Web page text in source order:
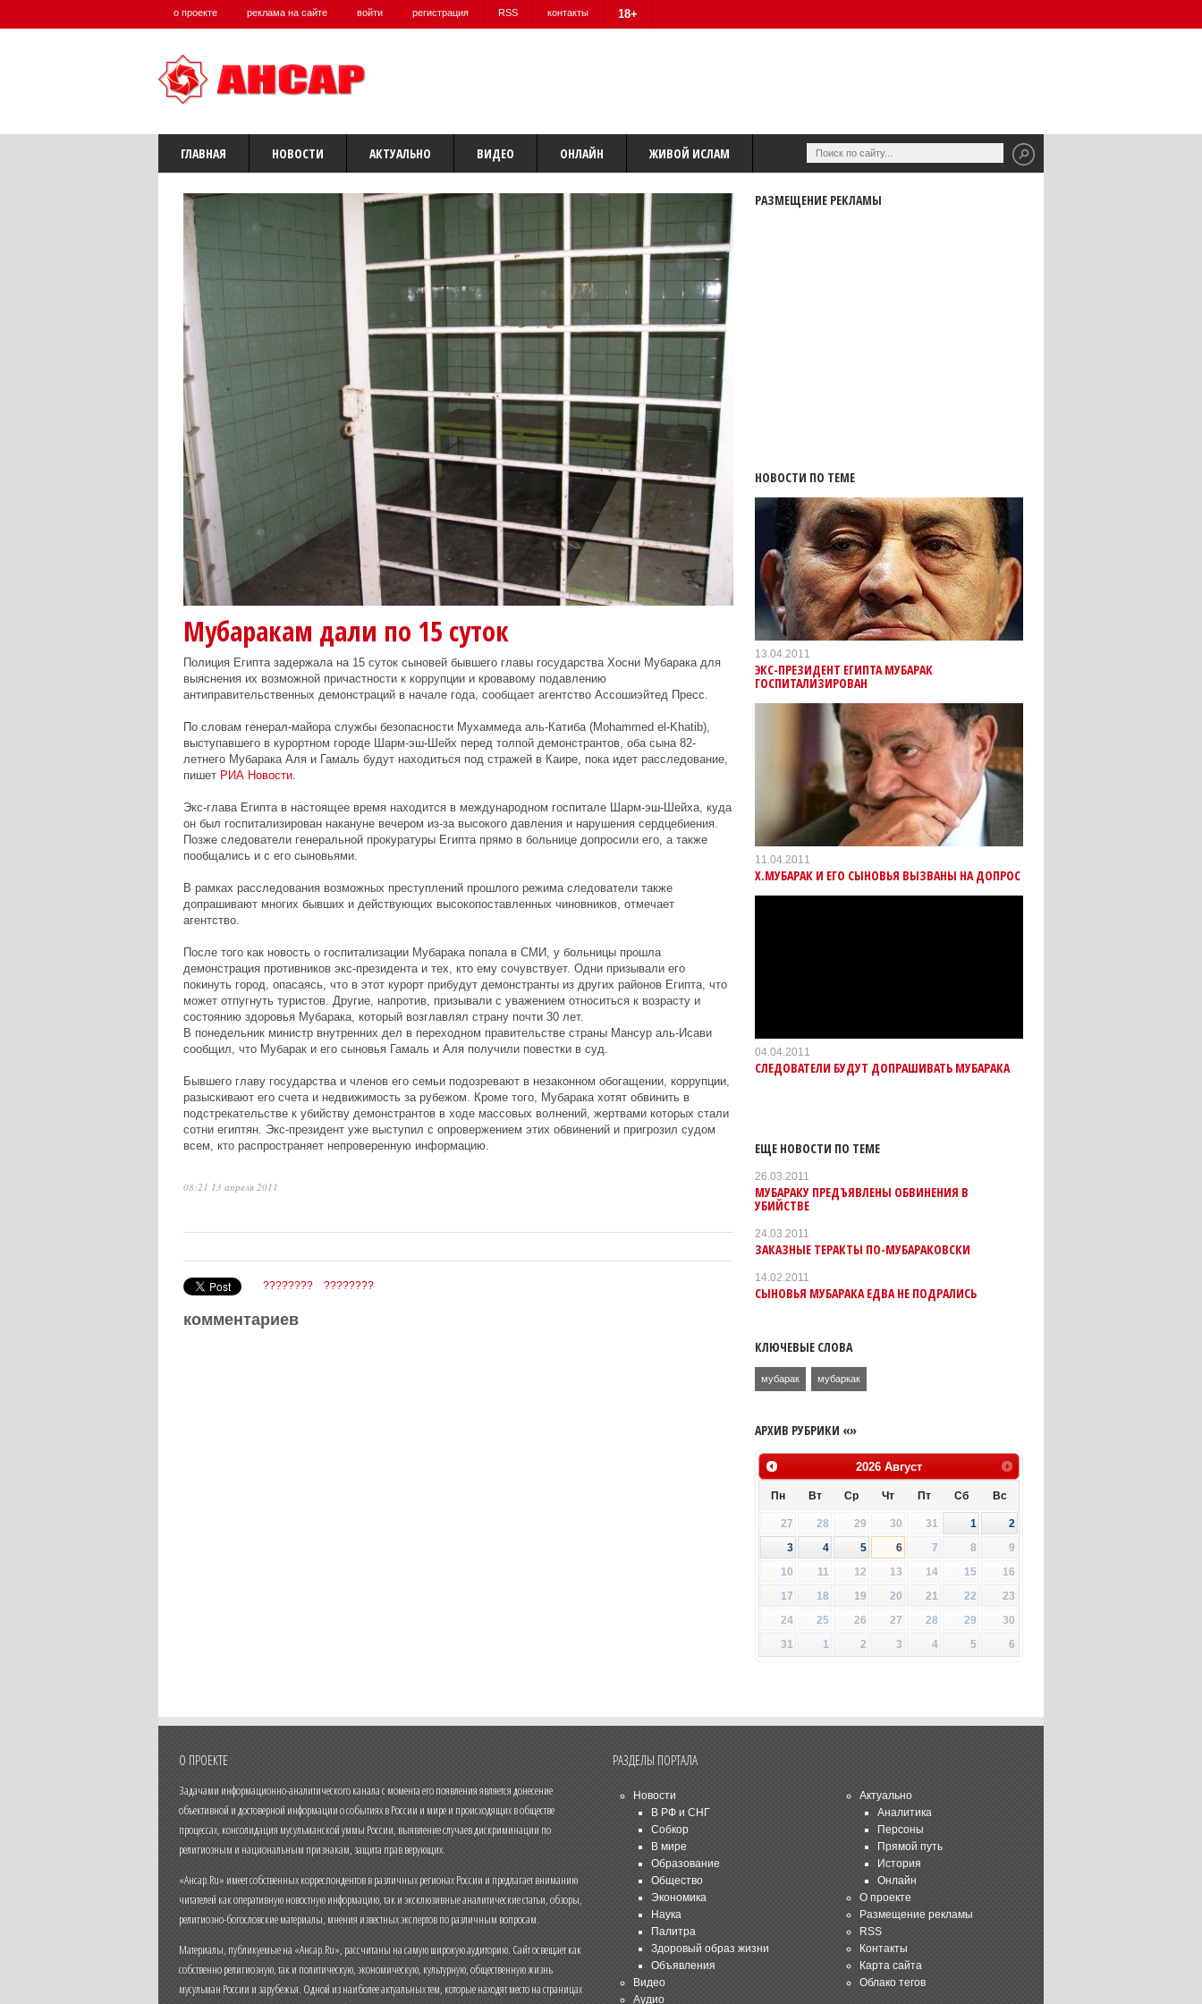
о проекте реклама на сайте войти регистрация RSS контакты 18+
ГЛАВНАЯ НОВОСТИ АКТУАЛЬНО ВИДЕО ОНЛАЙН ЖИВОЙ ИСЛАМ
Мубаракам дали по 15 суток
Полиция Египта задержала на 15 суток сыновей бывшего главы государства Хосни Мубарака для
выяснения их возможной причастности к коррупции и кровавому подавлению
антиправительственных демонстраций в начале года, сообщает агентство Ассошиэйтед Пресс.
По словам генерал-майора службы безопасности Мухаммеда аль-Катиба (Mohammed el-Khatib),
выступавшего в курортном городе Шарм-эш-Шейх перед толпой демонстрантов, оба сына 82-
летнего Мубарака Аля и Гамаль будут находиться под стражей в Каире, пока идет расследование,
пишет РИА Новости.
Экс-глава Египта в настоящее время находится в международном госпитале Шарм-эш-Шейха, куда
он был госпитализирован накануне вечером из-за высокого давления и нарушения сердцебиения.
Позже следователи генеральной прокуратуры Египта прямо в больнице допросили его, а также
пообщались и с его сыновьями.
В рамках расследования возможных преступлений прошлого режима следователи также
допрашивают многих бывших и действующих высокопоставленных чиновников, отмечает
агентство.
После того как новость о госпитализации Мубарака попала в СМИ, у больницы прошла
демонстрация противников экс-президента и тех, кто ему сочувствует. Одни призывали его
покинуть город, опасаясь, что в этот курорт прибудут демонстранты из других районов Египта, что
может отпугнуть туристов. Другие, напротив, призывали с уважением относиться к возрасту и
состоянию здоровья Мубарака, который возглавлял страну почти 30 лет.
В понедельник министр внутренних дел в переходном правительстве страны Мансур аль-Исави
сообщил, что Мубарак и его сыновья Гамаль и Аля получили повестки в суд.
Бывшего главу государства и членов его семьи подозревают в незаконном обогащении, коррупции,
разыскивают его счета и недвижимость за рубежом. Кроме того, Мубарака хотят обвинить в
подстрекательстве к убийству демонстрантов в ходе массовых волнений, жертвами которых стали
сотни египтян. Экс-президент уже выступил с опровержением этих обвинений и пригрозил судом
всем, кто распространяет непроверенную информацию.
08:21 13 апреля 2011
???????? ????????
комментариев
РАЗМЕЩЕНИЕ РЕКЛАМЫ
НОВОСТИ ПО ТЕМЕ
13.04.2011
ЭКС-ПРЕЗИДЕНТ ЕГИПТА МУБАРАК
ГОСПИТАЛИЗИРОВАН
11.04.2011
Х.МУБАРАК И ЕГО СЫНОВЬЯ ВЫЗВАНЫ НА ДОПРОС
04.04.2011
СЛЕДОВАТЕЛИ БУДУТ ДОПРАШИВАТЬ МУБАРАКА
ЕЩЕ НОВОСТИ ПО ТЕМЕ
26.03.2011
МУБАРАКУ ПРЕДЪЯВЛЕНЫ ОБВИНЕНИЯ В
УБИЙСТВЕ
24.03.2011
ЗАКАЗНЫЕ ТЕРАКТЫ ПО-МУБАРАКОВСКИ
14.02.2011
СЫНОВЬЯ МУБАРАКА ЕДВА НЕ ПОДРАЛИСЬ
КЛЮЧЕВЫЕ СЛОВА
мубарак мубаркак
АРХИВ РУБРИКИ «»
2026 Август
Пн Вт Ср Чт Пт Сб Вс
27 28 29 30 31 1
2
3
4 5 6 7 8
9
10
11 12 13 14 15
16
17
18 19 20 21 22
23
24
25 26 27 28 29
30
31
1 2 3 4 5 6
О ПРОЕКТЕ
Задачами информационно-аналитического канала с момента его появления является донесение
объективной и достоверной информации о событиях в России и мире и происходящих в обществе
процессах, консолидация мусульманской уммы России, выявление случаев дискриминации по
религиозным и национальным признакам, защита прав верующих.
«Ансар.Ru» имеет собственных корреспондентов в различных регионах России и предлагает вниманию
читателей как оперативную новостную информацию, так и эксклюзивные аналитические статьи, обзоры,
религиозно-богословские материалы, мнения известных экспертов по различным вопросам.
Материалы, публикуемые на «Ансар.Ru», рассчитаны на самую широкую аудиторию. Сайт освещает как
собственно религиозную, так и политическую, экономическую, культурную, общественную жизнь
мусульман России и зарубежья. Одной из наиболее актуальных тем, которые находят место на страницах
РАЗДЕЛЫ ПОРТАЛА
Новости
В РФ и СНГ
Собкор
В мире
Образование
Общество
Экономика
Наука
Палитра
Здоровый образ жизни
Объявления
Видео
Аудио
Актуально
Аналитика
Персоны
Прямой путь
История
Онлайн
О проекте
Размещение рекламы
RSS
Контакты
Карта сайта
Облако тегов